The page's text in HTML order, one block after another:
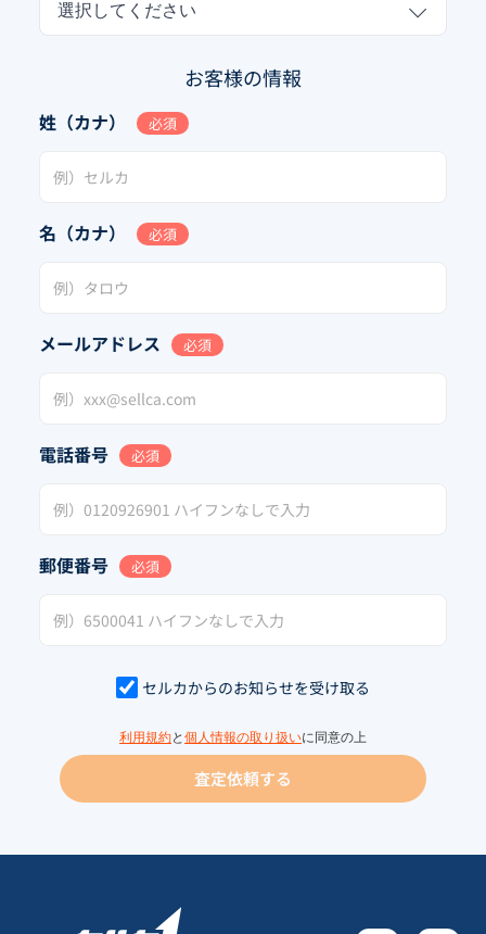
選択してください
お客様の情報
姓（カナ） 必須
名（カナ） 必須
メールアドレス 必須
電話番号 必須
郵便番号 必須
セルカからのお知らせを受け取る
利用規約と 個人情報の取り扱いに同意の上
査定依頼する